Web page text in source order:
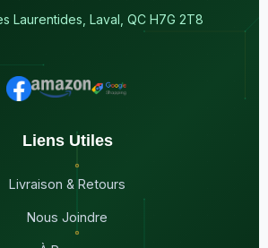
Laurentides, Laval, QC H7G 2T8
Liens Utiles
Livraison & Retours
Nous Joindre